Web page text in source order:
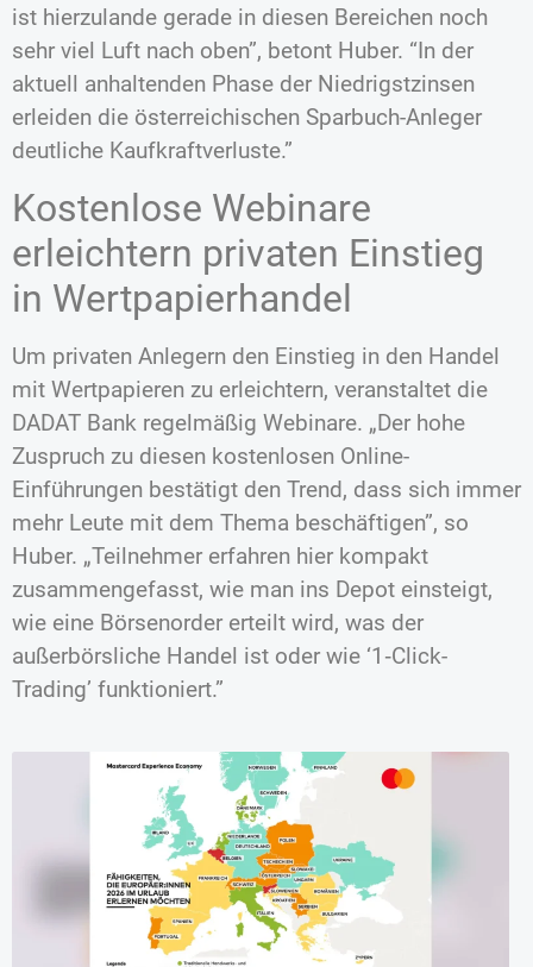
ist hierzulande gerade in diesen Bereichen noch
sehr viel Luft nach oben”, betont Huber. “In der
aktuell anhaltenden Phase der Niedrigstzinsen
erleiden die österreichischen Sparbuch-Anleger
deutliche Kaufkraftverluste.”
Kostenlose Webinare
erleichtern privaten Einstieg
in Wertpapierhandel
Um privaten Anlegern den Einstieg in den Handel
mit Wertpapieren zu erleichtern, veranstaltet die
DADAT Bank regelmäßig Webinare. „Der hohe
Zuspruch zu diesen kostenlosen Online-
Einführungen bestätigt den Trend, dass sich immer
mehr Leute mit dem Thema beschäftigen”, so
Huber. „Teilnehmer erfahren hier kompakt
zusammengefasst, wie man ins Depot einsteigt,
wie eine Börsenorder erteilt wird, was der
außerbörsliche Handel ist oder wie ‘1‑Click-
Trading’ funktioniert.”